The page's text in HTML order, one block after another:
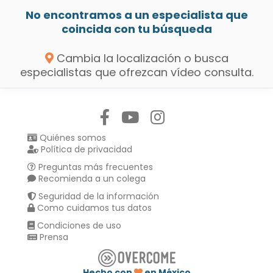
No encontramos a un especialista que
coincida con tu búsqueda
Cambia la localización o busca
especialistas que ofrezcan vídeo consulta.
Quiénes somos
Política de privacidad
Preguntas más frecuentes
Recomienda a un colega
Seguridad de la información
Como cuidamos tus datos
Condiciones de uso
Prensa